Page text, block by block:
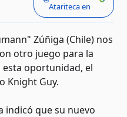
Atariteca en
Zúñiga (Chile) nos
otro juego para la
esta oportunidad, el
Knight Guy.
indicó que su nuevo